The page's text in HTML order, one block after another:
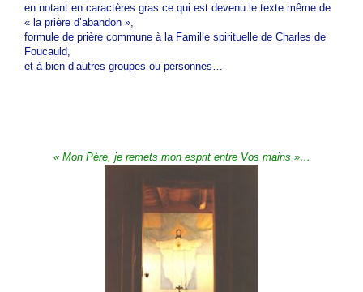
en notant en caractères gras ce qui est devenu le texte même de
« la prière d’abandon »,
formule de prière commune à la Famille spirituelle de Charles de
Foucauld,
et à bien d’autres groupes ou personnes…
« Mon Père, je remets mon esprit entre Vos mains »…